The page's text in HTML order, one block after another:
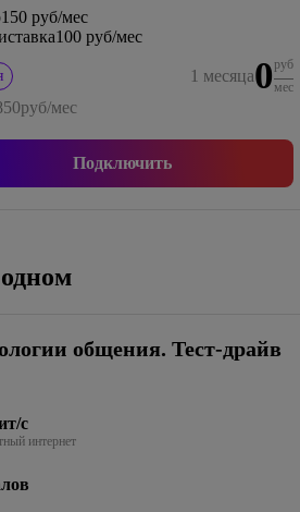
150 руб/мес
100 руб/мес
1 месяца0руб
мес
руб/мес
Подключить
общения. Тест-драйв
с
интернет